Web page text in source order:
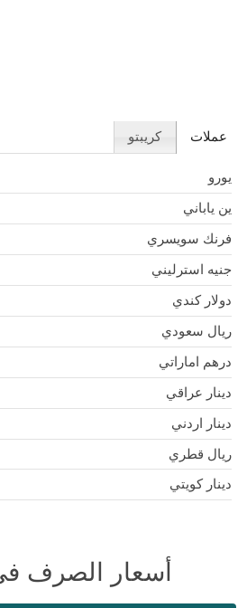
عملات كريبتو
يورو
ين ياباني
فرنك سويسري
جنيه استرليني
دولار كندي
ريال سعودي
درهم اماراتي
دينار عراقي
دينار اردني
ريال قطري
دينار كويتي
أسعار الصرف